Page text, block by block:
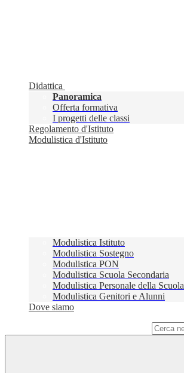
Didattica
Panoramica
Offerta formativa
I progetti delle classi
Regolamento d'Istituto
Modulistica d'Istituto
Modulistica Istituto
Modulistica Sostegno
Modulistica PON
Modulistica Scuola Secondaria
Modulistica Personale della Scuola
Modulistica Genitori e Alunni
Dove siamo